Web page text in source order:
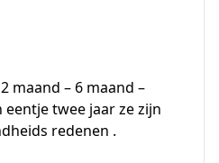
maand – 6 maand –
eentje twee jaar ze zijn
redenen .